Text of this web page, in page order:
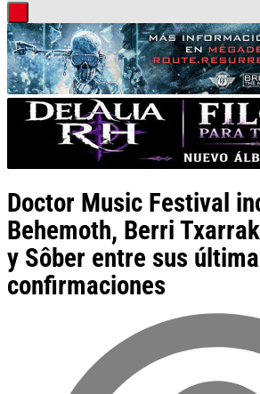
Doctor Music Festival
Behemoth, Berri
y Sôber entre sus
confirmaciones